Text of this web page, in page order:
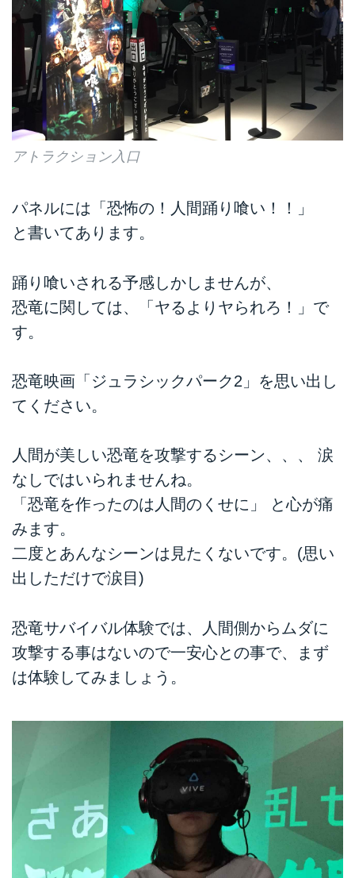
アトラクション入口
パネルには「恐怖の！人間踊り喰い！！」
と書いてあります。
踊り喰いされる予感しかしませんが、
恐竜に関しては、「ヤるよりヤられろ！」で
す。
恐竜映画「ジュラシックパーク2」を思い出し
てください。
人間が美しい恐竜を攻撃するシーン、、、 涙
なしではいられませんね。
「恐竜を作ったのは人間のくせに」 と心が痛
みます。
二度とあんなシーンは見たくないです。(思い
出しただけで涙目)
恐竜サバイバル体験では、人間側からムダに
攻撃する事はないので一安心との事で、まず
は体験してみましょう。